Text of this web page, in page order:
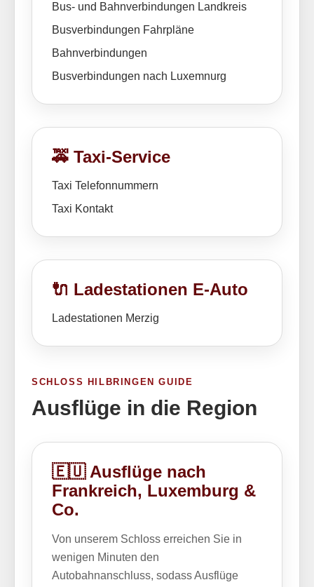
Bus- und Bahnverbindungen Landkreis
Busverbindungen Fahrpläne
Bahnverbindungen
Busverbindungen nach Luxemnurg
🚕 Taxi-Service
Taxi Telefonnummern
Taxi Kontakt
🔌 Ladestationen E-Auto
Ladestationen Merzig
SCHLOSS HILBRINGEN GUIDE
Ausflüge in die Region
🇪🇺 Ausflüge nach
Frankreich, Luxemburg &
Co.
Von unserem Schloss erreichen Sie in
wenigen Minuten den
Autobahnanschluss, sodass Ausflüge